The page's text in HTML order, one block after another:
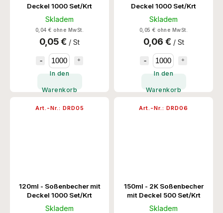
Deckel 1000 Set/Krt
Skladem
0,04 € ohne MwSt.
0,05 € / St
In den
Warenkorb
Deckel 1000 Set/Krt
Skladem
0,05 € ohne MwSt.
0,06 € / St
In den
Warenkorb
120ml - Soßenbecher mit
Deckel 1000 Set/Krt
Skladem
Art.-Nr.: DRD05
150ml - 2K Soßenbecher
mit Deckel 500 Set/Krt
Skladem
Art.-Nr.: DRD06